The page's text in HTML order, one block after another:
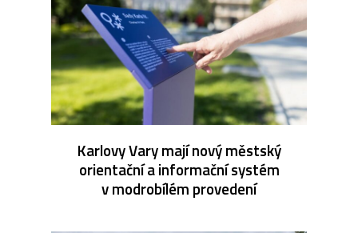
Karlovy Vary mají nový městský
orientační a informační systém
v modrobílém provedení